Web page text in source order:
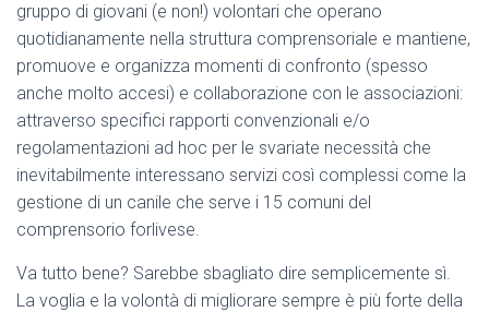
gruppo di giovani (e non!) volontari che operano
quotidianamente nella struttura comprensoriale e mantiene,
promuove e organizza momenti di confronto (spesso
anche molto accesi) e collaborazione con le associazioni:
attraverso specifici rapporti convenzionali e/o
regolamentazioni ad hoc per le svariate necessità che
inevitabilmente interessano servizi così complessi come la
gestione di un canile che serve i 15 comuni del
comprensorio forlivese.
Va tutto bene? Sarebbe sbagliato dire semplicemente sì.
La voglia e la volontà di migliorare sempre è più forte della